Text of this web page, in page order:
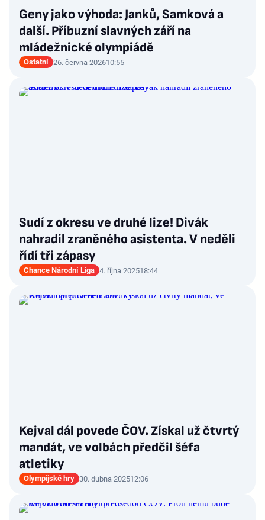
Geny jako výhoda: Janků, Samková a
další. Příbuzní slavných září na
mládežnické olympiádě
Ostatní 26. června 202610:55
Sudí z okresu ve druhé lize! Divák
nahradil zraněného asistenta. V neděli
řídí tři zápasy
Chance Národní Liga 4. října 202518:44
Kejval dál povede ČOV. Získal už čtvrtý
mandát, ve volbách předčil šéfa
atletiky
Olympijské hry 30. dubna 202512:06